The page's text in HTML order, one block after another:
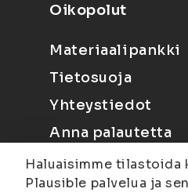
Oikopolut
Materiaalipankki
Tietosuoja
Yhteystiedot
Anna palautetta
Haluaisimme tilastoida
Plausible palvelua ja